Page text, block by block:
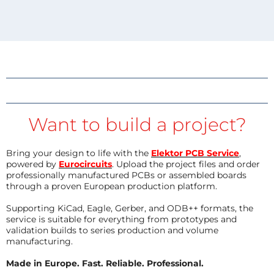
Want to build a project?
Bring your design to life with the Elektor PCB Service,
powered by Eurocircuits. Upload the project files and order
professionally manufactured PCBs or assembled boards
through a proven European production platform.
Supporting KiCad, Eagle, Gerber, and ODB++ formats, the
service is suitable for everything from prototypes and
validation builds to series production and volume
manufacturing.
Made in Europe. Fast. Reliable. Professional.